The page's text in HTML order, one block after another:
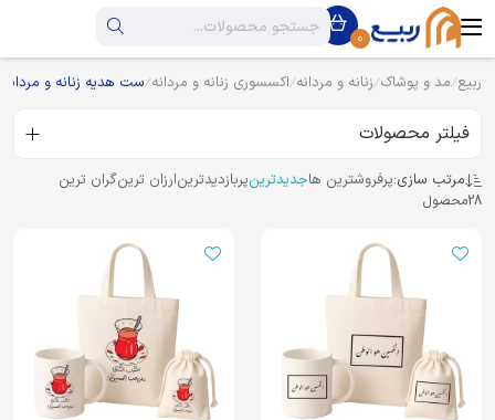
0
ربیع مد و پوشاک زنانه و مردانه اکسسوری زنانه و مردانه ست هدیه زنانه و مردانه
فیلتر محصولات
مرتب سازی:پرفروشترین هاجدیدترینپربازدیدترینارزان ترینگران ترین
28محصول